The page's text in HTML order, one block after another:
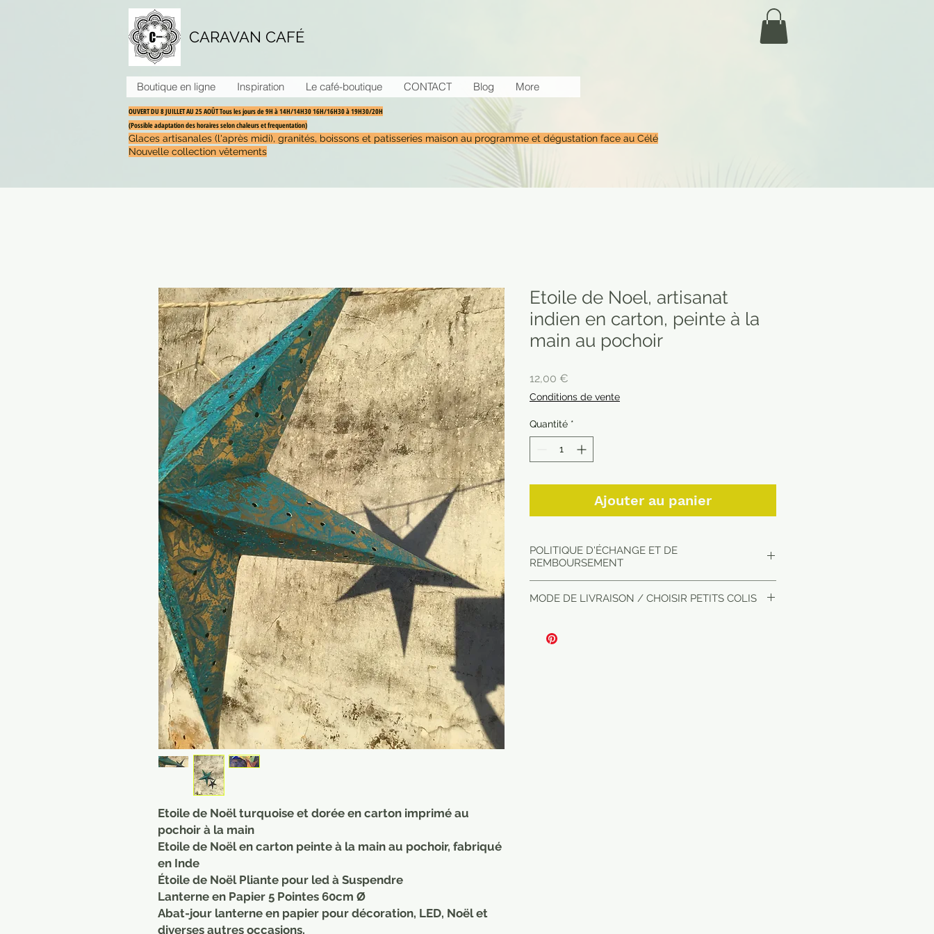
CARAVAN CAFÉ
Boutique en ligne Inspiration Le café-boutique CONTACT Blog More
OUVERT DU 8 JUILLET AU 25 AOÛT Tous les jours de 9H à 14H/14H30 16H/16H30 à 19H30/20H
(Possible adaptation des horaires selon chaleurs et frequentation)
Glaces artisanales (l'après midi), granités, boissons et patisseries maison au programme et dégustation face au Célé
Nouvelle collection vêtements
Etoile de Noël turquoise et dorée en carton imprimé au
pochoir à la main
Etoile de Noël en carton peinte à la main au pochoir, fabriqué
en Inde
Étoile de Noël Pliante pour led à Suspendre
Lanterne en Papier 5 Pointes 60cm Ø
Abat-jour lanterne en papier pour décoration, LED, Noël et
diverses autres occasions.
Etoile de Noel, artisanat
indien en carton, peinte à la
main au pochoir
12,00 €
Conditions de vente
Quantité *
Ajouter au panier
POLITIQUE D'ÉCHANGE ET DE
REMBOURSEMENT
dans le point relais le plus proche de chez vous.
MODE DE LIVRAISON / CHOISIR PETITS COLIS